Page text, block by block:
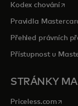
Kodex chování
Pravidla
Přehled právních
Přístupnost u
STRÁNKY
Priceless.com